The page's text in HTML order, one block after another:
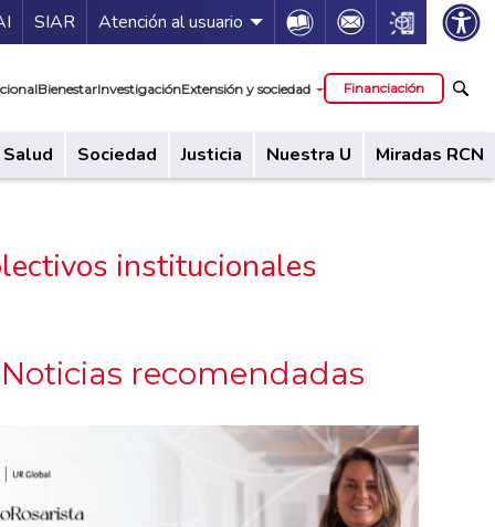
de servicios
SIAR Atención al usuario Icon Icon Icon
BienestarInvestigaciónExtensión y sociedad Financiación
Salud Sociedad Justicia Nuestra U Miradas RCN
institucionales
Noticias recomendadas